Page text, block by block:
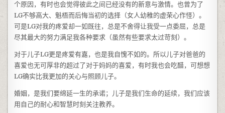
个原因，有时也会觉得彼此之间已经没有的新意与激情。也曾为了
LG不够高大、魁梧而后悔当初的选择（女人幼稚的虚荣心作怪）。
可是LG对我的疼爱却一如既往，总是不舍得让我受一点委屈，总是
尽其最大的努力满足我各种要求（虽然有些要求太过苛刻）。
对于儿子LG更是疼爱有嘉，也是我自愧不如的。所以儿子对爸爸的
喜爱也无可厚非的超过了对于妈妈的喜爱，有时我也会吃醋，可想想
LG确实比我更加的关心与照顾儿子。
婚姻，是我们要绵延一生的承诺；儿子是我们生命的延续，我们应该
用自己的耐心和智慧时刻关注教养。